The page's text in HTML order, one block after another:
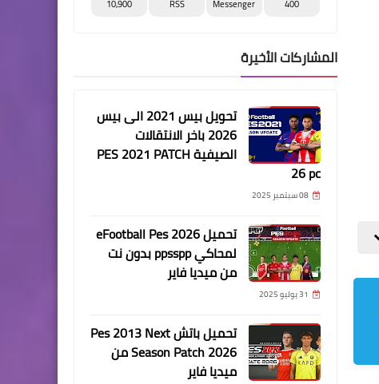
400
Messenger
RSS
10,900
المشاركات الأخيرة
تحويل بيس 2021 الى بيس
2026 باخر الانتقالات
الصيفية PES 2021 PATCH
26 pc
08 سبتمبر 2025
تحميل eFootball Pes 2026
لمحاكي ppsspp بدون نت
من ميديا فاير
31 يوليو 2025
تحميل باتش Pes 2013 Next
Season Patch 2026 من
ميديا فاير